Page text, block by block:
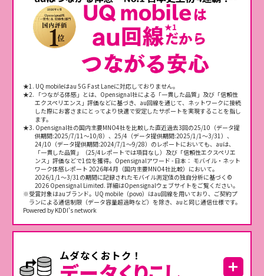
【au Starlink Direct専用プラン＋】
本プラン対応機種について詳しくはこちら
※au／UQ mobileで購入したau Starlink Direct対応機種であれば
ご利用可能です。
【au Starlink Direct専用プラン＋ 事務手数料相当額還元】
特典：事務手数料4,950円（au Online Shopでのお手続きの場合
3,850円）がかかる場合、お申し込み翌月に相当額をau PAY 残高とし
て還元します。
※終了時期については別途ご案内します。
【対象プランセット割引】
＜特典＞基本料金から割引＜「コミコミプランバリュー／トクトクプラ
ン2」にご加入：1,650円／月割引、その他料金プランにご加入：1,100
円／月割引＞
＜適用条件＞月末時点 ★8 で本回線とUQ mobile回線のau IDが同
一であること。
★8：当面の間、前月末時点で判定します。ただし、適用条件を初めて
満たした月は当月末時点で判定します。
※auスマホ料金プランにご加入の場合も本割引の適用対象です。こ
の場合の割引額は1,100円／月割引となり、550円／月がかかりま
す。
■各種注意事項
※au 5G／au 4G LTEエリア内でご利用される場合、1GBまでデータ
通信が可能です。
※加入日から日割り適用となります。月の途中でのご解約などの場
お申し込み方法について
詳しくはこちら
閉じる
★1. UQ mobileはau 5G Fast Laneに対応しておりません。
★2. 「つながる体感」とは、Opensignal社による「一貫した品質」及び「信頼性
エクスペリエンス」評価などに基づき、au回線を通じて、ネットワークに接続
した際にお客さまにとってより快適で安定したサポートを実現することを指し
ます。
★3. Opensignal社の国内主要MNO4社を比較した直近過去3回の25/10（データ提
供期間:2025/7/11～10/8）、25/4（データ提供期間:2025/1/1～3/31）、
24/10（データ提供期間:2024/7/1～9/28）のレポートにおいても、auは、
「一貫した品質」（25/4レポートでは項目なし）及び「信頼性エクスペリエ
ンス」評価などで1位を獲得。Opensignalアワード - 日本： モバイル・ネット
ワーク体感レポート 2026年4月（国内主要MNO4社比較）において。
2026/1/1～3/31の期間に記録されたモバイル測定値の独自分析に基づく©
2026 Opensignal Limited. 詳細はOpensignalウェブサイトをご覧ください。
※受賞対象はauブランド。UQ mobile（povo）はau回線を用いており、ご契約プ
ランによる通信制限（データ容量超過時など）を除き、auと同じ通信仕様です。
Powered by KDDI's network
ムダなくおトク！